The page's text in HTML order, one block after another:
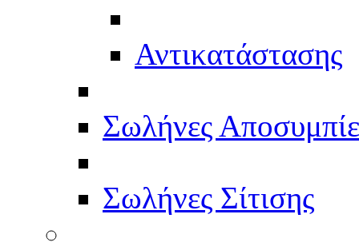
Αντικατάστασης
Σωλήνες
Σωλήνες Σίτισης